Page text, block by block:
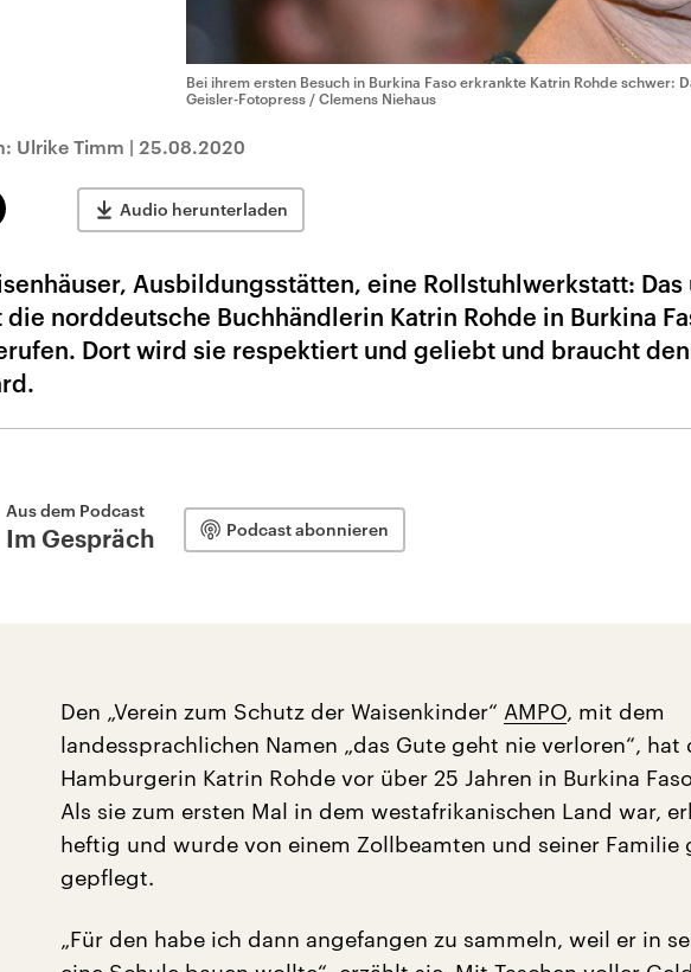
Bei ihrem ersten Besuch in Burkina Faso erkrankte Katrin Rohde schwer:
Geisler-Fotopress / Clemens Niehaus
Ulrike Timm | 25.08.2020
Audio herunterladen
Ausbildungsstätten, eine Rollstuhlwerkstatt:
die norddeutsche Buchhändlerin Katrin Rohde in Burkina
Dort wird sie respektiert und geliebt und braucht
Aus dem Podcast
Im Gespräch Podcast abonnieren
Den „Verein zum Schutz der Waisenkinder“ AMPO, mit dem
landessprachlichen Namen „das Gute geht nie verloren“, hat
Hamburgerin Katrin Rohde vor über 25 Jahren in Burkina
Als sie zum ersten Mal in dem westafrikanischen Land war,
heftig und wurde von einem Zollbeamten und seiner Familie
gepflegt.
„Für den habe ich dann angefangen zu sammeln, weil er in